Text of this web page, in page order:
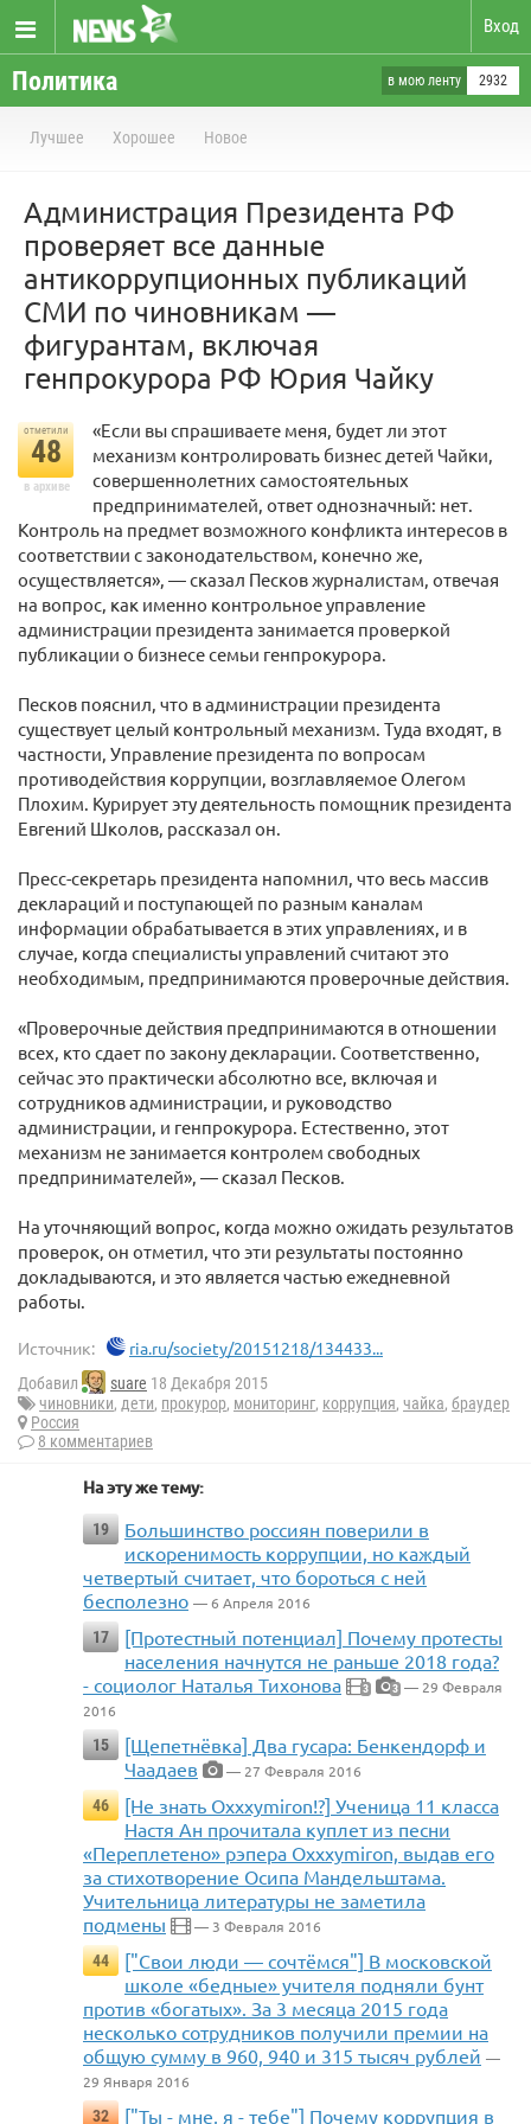
Вход
Политика в мою ленту 2932
Лучшее Хорошее Новое
Администрация Президента РФ
проверяет все данные
антикоррупционных публикаций
СМИ по чиновникам —
фигурантам, включая
генпрокурора РФ Юрия Чайку
отметили
48
в архиве
«Если вы спрашиваете меня, будет ли этот
механизм контролировать бизнес детей Чайки,
совершеннолетних самостоятельных
предпринимателей, ответ однозначный: нет.
Контроль на предмет возможного конфликта интересов в
соответствии с законодательством, конечно же,
осуществляется», — сказал Песков журналистам, отвечая
на вопрос, как именно контрольное управление
администрации президента занимается проверкой
публикации о бизнесе семьи генпрокурора.
Песков пояснил, что в администрации президента
существует целый контрольный механизм. Туда входят, в
частности, Управление президента по вопросам
противодействия коррупции, возглавляемое Олегом
Плохим. Курирует эту деятельность помощник президента
Евгений Школов, рассказал он.
Пресс-секретарь президента напомнил, что весь массив
деклараций и поступающей по разным каналам
информации обрабатывается в этих управлениях, и в
случае, когда специалисты управлений считают это
необходимым, предпринимаются проверочные действия.
«Проверочные действия предпринимаются в отношении
всех, кто сдает по закону декларации. Соответственно,
сейчас это практически абсолютно все, включая и
сотрудников администрации, и руководство
администрации, и генпрокурора. Естественно, этот
механизм не занимается контролем свободных
предпринимателей», — сказал Песков.
На уточняющий вопрос, когда можно ожидать результатов
проверок, он отметил, что эти результаты постоянно
докладываются, и это является частью ежедневной
работы.
Источник: ria.ru/society/20151218/134433...
Добавил suare 18 Декабря 2015
чиновники, дети, прокурор, мониторинг, коррупция, чайка, браудер
Россия
8 комментариев
На эту же тему:
19
Большинство россиян поверили в
искоренимость коррупции, но каждый
четвертый считает, что бороться с ней
бесполезно — 6 Апреля 2016
17
[Протестный потенциал] Почему протесты
населения начнутся не раньше 2018 года?
- социолог Наталья Тихонова
3 3 — 29 Февраля
2016
15
[Щепетнёвка] Два гусара: Бенкендорф и
Чаадаев
— 27 Февраля 2016
46
[Не знать Oxxxymiron!?] Ученица 11 класса
Настя Ан прочитала куплет из песни
«Переплетено» рэпера Oxxxymiron, выдав его
за стихотворение Осипа Мандельштама.
Учительница литературы не заметила
подмены
— 3 Февраля 2016
44
["Свои люди — сочтёмся"] В московской
школе «бедные» учителя подняли бунт
против «богатых». За 3 месяца 2015 года
несколько сотрудников получили премии на
общую сумму в 960, 940 и 315 тысяч рублей —
29 Января 2016
32
["Ты - мне, я - тебе"] Почему коррупция в